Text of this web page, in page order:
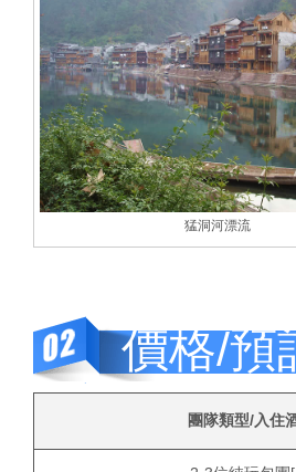
猛洞河漂流
價格/預
團隊類型/入住